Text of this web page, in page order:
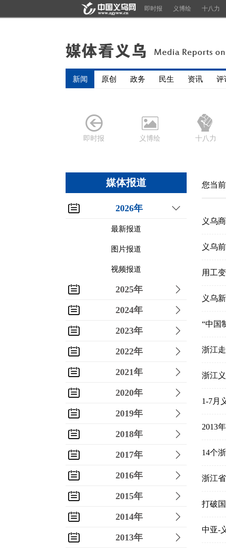
即时报 义博绘 十八力
新闻 原创 政务 民生 资讯 评
即时报 义博绘 十八力
媒体报道
2026年
最新报道
图片报道
视频报道
2025年
2024年
2023年
2022年
2021年
2020年
2019年
2018年
2017年
2016年
2015年
2014年
2013年
您当
义乌
义乌
用工
义乌
“中国
浙江
浙江
1-7月
2013
14个
浙江
打破
中亚-